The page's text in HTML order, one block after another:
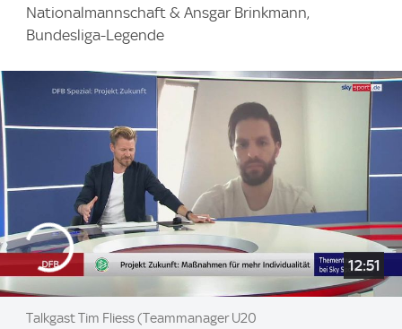
Nationalmannschaft & Ansgar Brinkmann,
Bundesliga-Legende
12:51
Talkgast Tim Fliess (Teammanager U20